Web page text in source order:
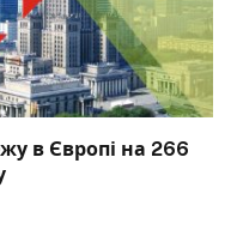
в Європі на 266